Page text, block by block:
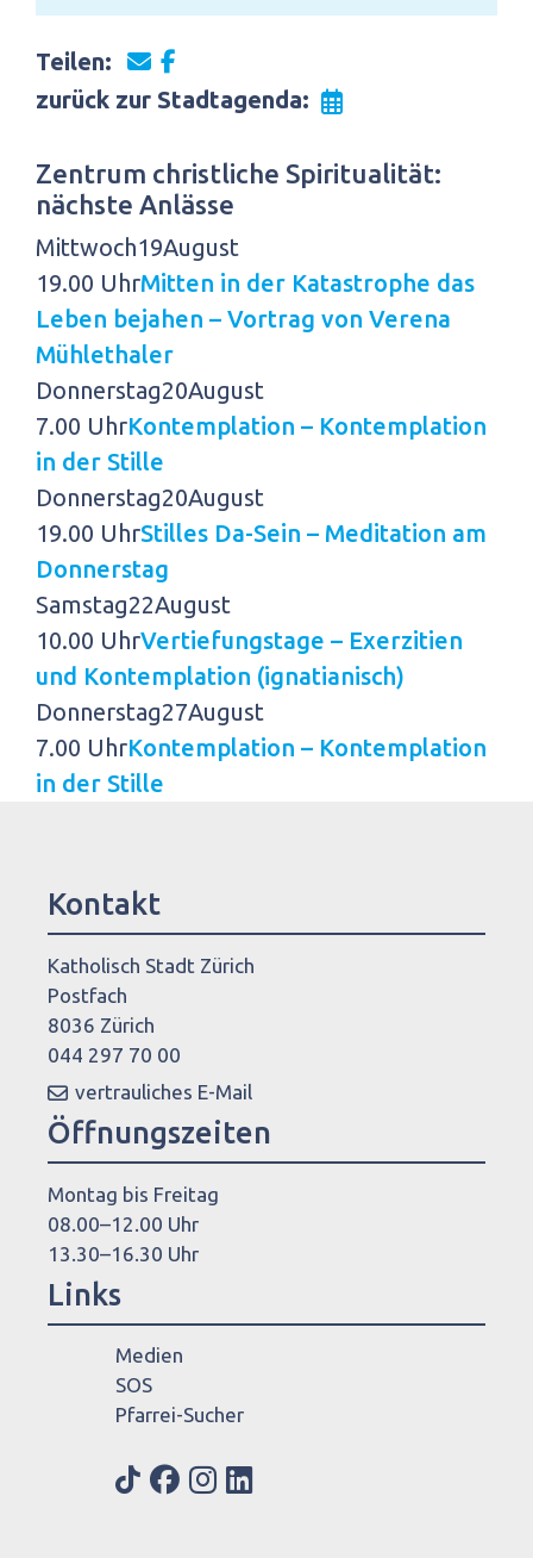
Teilen:
zurück zur Stadtagenda:
Zentrum christliche Spiritualität:
nächste Anlässe
Mittwoch19August
19.00 UhrMitten in der Katastrophe das
Leben bejahen – Vortrag von Verena
Mühlethaler
Donnerstag20August
7.00 UhrKontemplation – Kontemplation
in der Stille
Donnerstag20August
19.00 UhrStilles Da-Sein – Meditation am
Donnerstag
Samstag22August
10.00 UhrVertiefungstage – Exerzitien
und Kontemplation (ignatianisch)
Donnerstag27August
7.00 UhrKontemplation – Kontemplation
in der Stille
Kontakt
Katholisch Stadt Zürich
Postfach
8036 Zürich
044 297 70 00
vertrauliches E-Mail
Öffnungszeiten
Montag bis Freitag
08.00–12.00 Uhr
13.30–16.30 Uhr
Links
Medien
SOS
Pfarrei-Sucher